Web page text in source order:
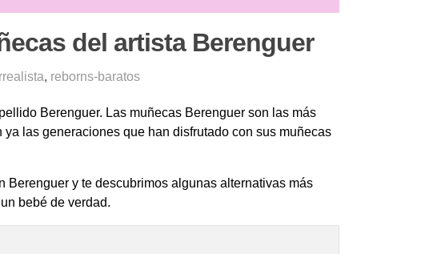
del artista Berenguer
, reborns-baratos
Berenguer. Las muñecas Berenguer son las más
las generaciones que han disfrutado con sus muñecas
Berenguer y te descubrimos algunas alternativas más
bebé de verdad.